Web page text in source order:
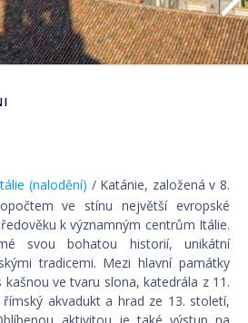
(nalodění) / Katánie, založená v 8.
ve stínu největší evropské
k významným centrům Itálie.
svou bohatou historií, unikátní
tradicemi. Mezi hlavní památky
ve tvaru slona, katedrála z 11.
akvadukt a hrad ze 13. století,